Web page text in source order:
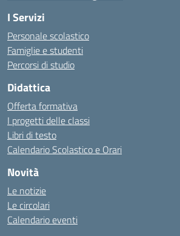
I Servizi
Personale scolastico
Famiglie e studenti
Percorsi di studio
Didattica
Offerta formativa
I progetti delle classi
Libri di testo
Calendario Scolastico e Orari
Novità
Le notizie
Le circolari
Calendario eventi